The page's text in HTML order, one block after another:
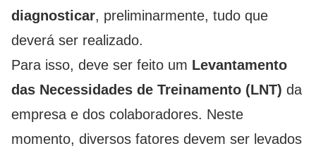
diagnosticar, preliminarmente, tudo que
deverá ser realizado.
Para isso, deve ser feito um Levantamento
das Necessidades de Treinamento (LNT) da
empresa e dos colaboradores. Neste
momento, diversos fatores devem ser levados